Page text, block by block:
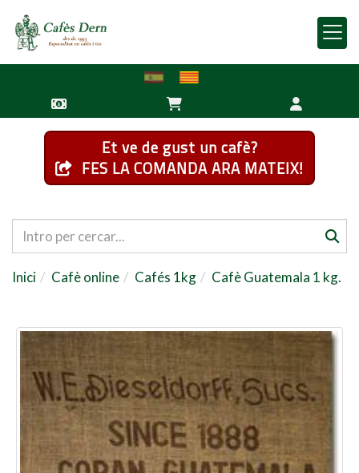
Et ve de gust un cafè?
FES LA COMANDA ARA MATEIX!
Inici Cafè online Cafés 1kg Cafè Guatemala 1 kg.